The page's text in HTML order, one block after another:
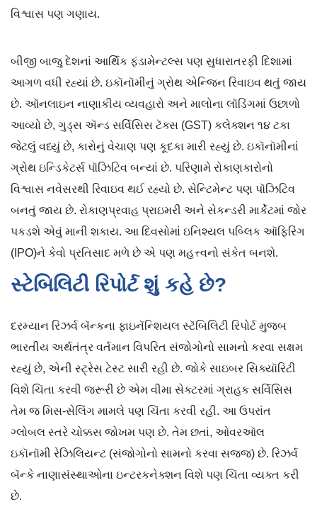
વિશ્વાસ પણ ગણાય.
બીજી બાજુ દેશનાં આર્થિક ફંડામેન્ટલ્સ પણ સુધારાતરફી દિશામાં
આગળ વધી રહ્યાં છે. ઇકૉનૉમીનું ગ્રોથ એન્જિન રિવાઇવ થતું જાય
છે. ઑનલાઇન નાણાકીય વ્યવહારો અને માલોના લૉડિંગમાં ઉછાળો
આવ્યો છે, ગુડ્સ ઍન્ડ સર્વિસિસ ટૅક્સ (GST) કલેક્શન ૧૪ ટકા
જેટલું વધ્યું છે, કારોનું વેચાણ પણ કૂદકા મારી રહ્યું છે. ઇકૉનૉમીનાં
ગ્રોથ ઇન્ડિકેટર્સ પૉઝિટિવ બન્યાં છે. પરિણામે રોકાણકારોનો
વિશ્વાસ નવેસરથી રિવાઇવ થઈ રહ્યો છે. સેન્ટિમેન્ટ પણ પૉઝિટિવ
બનતું જાય છે. રોકાણપ્રવાહ પ્રાઇમરી અને સેકન્ડરી માર્કેટમાં જોર
પકડશે એવું માની શકાય. આ દિવસોમાં ઇનિશ્યલ પબ્લિક ઑફિરિંગ
(IPO)ને કેવો પ્રતિસાદ મળે છે એ પણ મહત્ત્વનો સંકેત બનશે.
સ્ટેબિલિટી રિપોર્ટ શું કહે છે?
દરમ્યાન રિઝર્વ બૅન્કના ફાઇનૅન્શિયલ સ્ટૅબિલિટી રિપોર્ટ મુજબ
ભારતીય અર્થતંત્ર વર્તમાન વિપરિત સંજોગોનો સામનો કરવા સક્ષમ
રહ્યું છે, એની સ્ટ્રેસ ટેસ્ટ સારી રહી છે. જોકે સાઇબર સિક્યૉરિટી
વિશે ચિંતા કરવી જરૂરી છે એમ વીમા સેક્ટરમાં ગ્રાહક સર્વિસિસ
તેમ જ મિસ-સેલિંગ મામલે પણ ચિંતા કરવી રહી. આ ઉપરાંત
ગ્લોબલ સ્તરે ચોક્કસ જોખમ પણ છે. તેમ છતાં, ઓવરઑલ
ઇકૉનૉમી રેઝિલિયન્ટ (સંજોગોનો સામનો કરવા સજ્જ) છે. રિઝર્વ
બૅન્કે નાણાસંસ્થાઓના ઇન્ટરકનેક્શન વિશે પણ ચિંતા વ્યક્ત કરી
છે.